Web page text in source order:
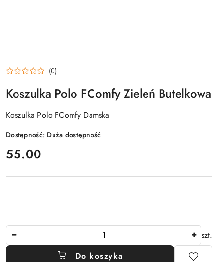
(0)
Koszulka Polo FComfy Zieleń Butelkowa
Koszulka Polo FComfy Damska
Dostępność: Duża dostępność
cena:
55.00
szt.
Do koszyka